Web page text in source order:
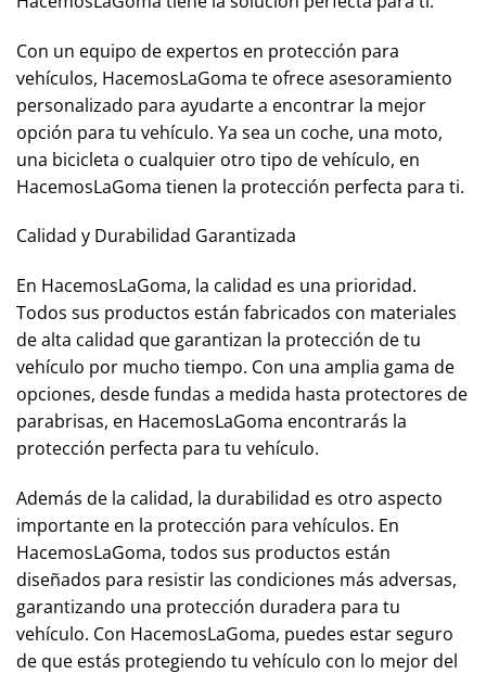
Con un equipo de expertos en protección para
vehículos, HacemosLaGoma te ofrece asesoramiento
personalizado para ayudarte a encontrar la mejor
opción para tu vehículo. Ya sea un coche, una moto,
una bicicleta o cualquier otro tipo de vehículo, en
HacemosLaGoma tienen la protección perfecta para ti.
Calidad y Durabilidad Garantizada
En HacemosLaGoma, la calidad es una prioridad.
Todos sus productos están fabricados con materiales
de alta calidad que garantizan la protección de tu
vehículo por mucho tiempo. Con una amplia gama de
opciones, desde fundas a medida hasta protectores de
parabrisas, en HacemosLaGoma encontrarás la
protección perfecta para tu vehículo.
Además de la calidad, la durabilidad es otro aspecto
importante en la protección para vehículos. En
HacemosLaGoma, todos sus productos están
diseñados para resistir las condiciones más adversas,
garantizando una protección duradera para tu
vehículo. Con HacemosLaGoma, puedes estar seguro
de que estás protegiendo tu vehículo con lo mejor del